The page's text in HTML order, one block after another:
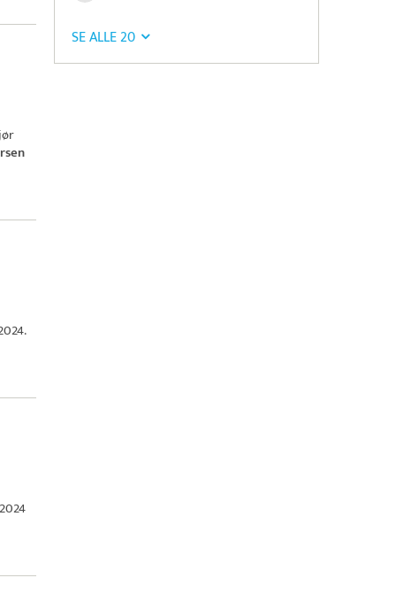
SE ALLE 20